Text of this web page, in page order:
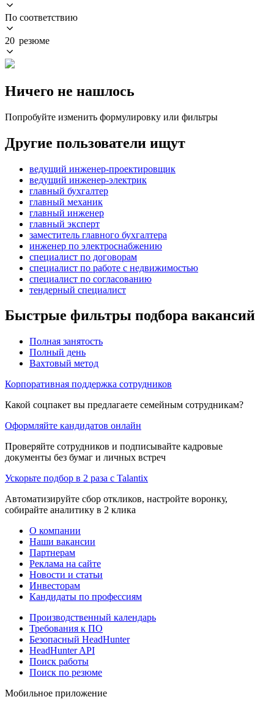
По соответствию
20 резюме
Ничего не нашлось
Попробуйте изменить формулировку или фильтры
Другие пользователи ищут
ведущий инженер-проектировщик
ведущий инженер-электрик
главный бухгалтер
главный механик
главный инженер
главный эксперт
заместитель главного бухгалтера
инженер по электроснабжению
специалист по договорам
специалист по работе с недвижимостью
специалист по согласованию
тендерный специалист
Быстрые фильтры подбора вакансий
Полная занятость
Полный день
Вахтовый метод
Корпоративная поддержка сотрудников
Какой соцпакет вы предлагаете семейным сотрудникам?
Оформляйте кандидатов онлайн
Проверяйте сотрудников и подписывайте кадровые
документы без бумаг и личных встреч
Ускорьте подбор в 2 раза с Talantix
Автоматизируйте сбор откликов, настройте воронку,
собирайте аналитику в 2 клика
О компании
Наши вакансии
Партнерам
Реклама на сайте
Новости и статьи
Инвесторам
Кандидаты по профессиям
Производственный календарь
Требования к ПО
Безопасный HeadHunter
HeadHunter API
Поиск работы
Поиск по резюме
Мобильное приложение